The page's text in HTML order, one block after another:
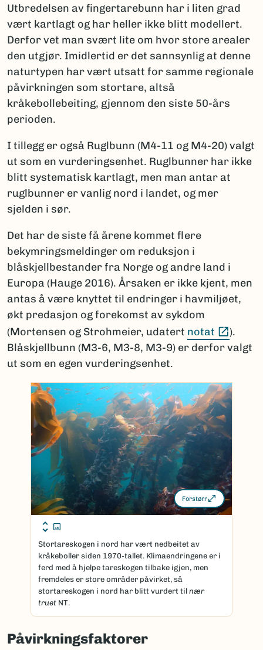
Utbredelsen av fingertarebunn har i liten grad
vært kartlagt og har heller ikke blitt modellert.
Derfor vet man svært lite om hvor store arealer
den utgjør. Imidlertid er det sannsynlig at denne
naturtypen har vært utsatt for samme regionale
påvirkningen som stortare, altså
kråkebollebeiting, gjennom den siste 50-års
perioden.
I tillegg er også Ruglbunn (M4-11 og M4-20) valgt
ut som en vurderingsenhet. Ruglbunner har ikke
blitt systematisk kartlagt, men man antar at
ruglbunner er vanlig nord i landet, og mer
sjelden i sør.
Det har de siste få årene kommet flere
bekymringsmeldinger om reduksjon i
blåskjellbestander fra Norge og andre land i
Europa (Hauge 2016). Årsaken er ikke kjent, men
antas å være knyttet til endringer i havmiljøet,
økt predasjon og forekomst av sykdom
(Mortensen og Strohmeier, udatert notat
).
Blåskjellbunn (M3-6, M3-8, M3-9) er derfor valgt
ut som en egen vurderingsenhet.
Forstørr
Stortareskogen i nord har vært nedbeitet av
kråkeboller siden 1970-tallet. Klimaendringene er i
ferd med å hjelpe tareskogen tilbake igjen, men
fremdeles er store områder påvirket, så
stortareskogen i nord har blitt vurdert til nær
truet NT.
Påvirkningsfaktorer